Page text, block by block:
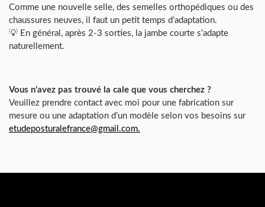
Comme une nouvelle selle, des semelles orthopédiques ou des
chaussures neuves, il faut un petit temps d’adaptation.
💡 En général, après 2-3 sorties, la jambe courte s’adapte
naturellement.
Vous n’avez pas trouvé la cale que vous cherchez ?
Veuillez prendre contact avec moi pour une fabrication sur
mesure ou une adaptation d’un modèle selon vos besoins sur
etudeposturalefrance@gmail.com.